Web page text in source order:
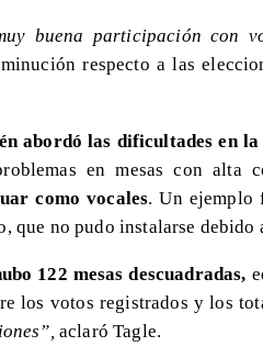
buena participación con
respecto a las
abordó las dificultades en
en mesas con alta
como vocales. Un ejemplo
que no pudo instalarse
122 mesas descuadradas,
los votos registrados y los
aclaró Tagle.